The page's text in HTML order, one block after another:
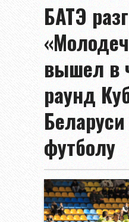
БАТЭ
вышел в
раунд
футболу